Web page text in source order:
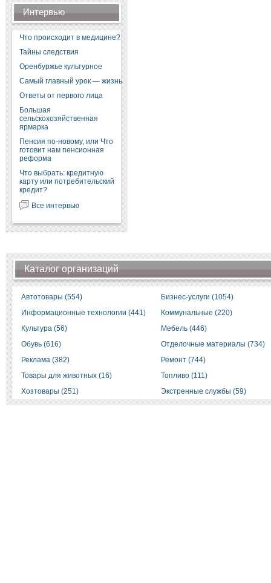
Интервью
Что происходит в медицине?
Тайны следствия
Оренбуржье культурное
Самый главный урок — жизнь
Ответы от первого лица
Большая
сельскохозяйственная
ярмарка
Пенсия по-новому, или Что
готовит нам пенсионная
реформа
Что выбрать: кредитную
карту или потребительский
кредит?
Все интервью
Каталог организаций
Автотовары (554)
Бизнес-услуги (1054)
Информационные технологии (441)
Коммунальные (220)
Культура (56)
Мебель (446)
Обувь (616)
Отделочные материалы (734)
Реклама (382)
Ремонт (744)
Товары для животных (16)
Топливо (111)
Хозтовары (251)
Экстренные службы (59)